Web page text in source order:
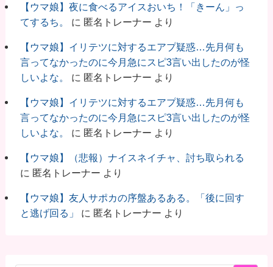
【ウマ娘】夜に食べるアイスおいち！「きーん」っ
てするち。
に 匿名トレーナー より
【ウマ娘】イリテツに対するエアプ疑惑…先月何も
言ってなかったのに今月急にスピ3言い出したのが怪
しいよな。
に 匿名トレーナー より
【ウマ娘】イリテツに対するエアプ疑惑…先月何も
言ってなかったのに今月急にスピ3言い出したのが怪
しいよな。
に 匿名トレーナー より
【ウマ娘】（悲報）ナイスネイチャ、討ち取られる
に 匿名トレーナー より
【ウマ娘】友人サポカの序盤あるある。「後に回す
と逃げ回る」
に 匿名トレーナー より